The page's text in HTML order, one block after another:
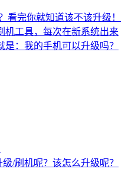
看完你就知道该不该升级！
机工具，每次在新系统出来
：我的手机可以升级吗？
/刷机呢？该怎么升级呢？